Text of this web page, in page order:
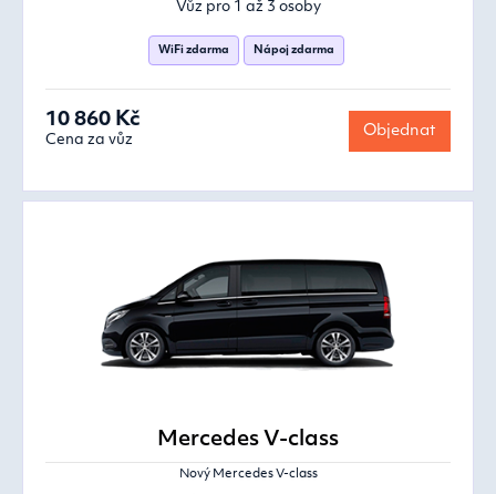
Vůz pro 1 až 3 osoby
WiFi zdarma Nápoj zdarma
10 860 Kč
Cena za vůz
Objednat
Mercedes V-class
Nový Mercedes V-class